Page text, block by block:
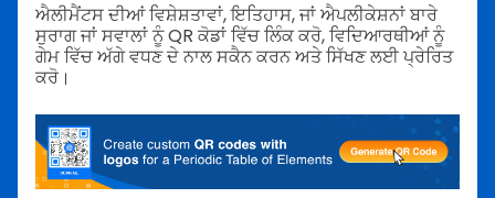
ਐਲੀਮੈਂਟਸ ਦੀਆਂ ਵਿਸ਼ੇਸ਼ਤਾਵਾਂ, ਇਤਿਹਾਸ, ਜਾਂ ਐਪਲੀਕੇਸ਼ਨਾਂ ਬਾਰੇ
ਸੁਰਾਗ ਜਾਂ ਸਵਾਲਾਂ ਨੂੰ QR ਕੋਡਾਂ ਵਿੱਚ ਲਿੰਕ ਕਰੋ, ਵਿਦਿਆਰਥੀਆਂ ਨੂੰ
ਗੇਮ ਵਿੱਚ ਅੱਗੇ ਵਧਣ ਦੇ ਨਾਲ ਸਕੈਨ ਕਰਨ ਅਤੇ ਸਿੱਖਣ ਲਈ ਪ੍ਰੇਰਿਤ
ਕਰੋ।